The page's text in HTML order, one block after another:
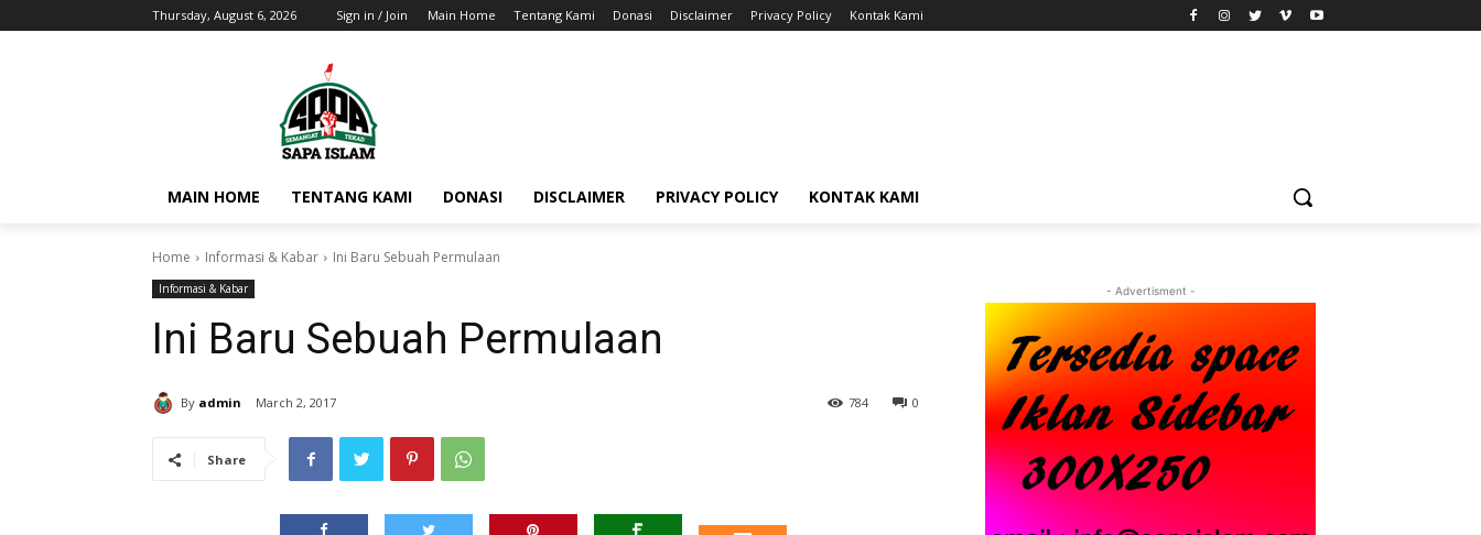
Thursday, August 6, 2026 Sign in / Join Main Home Tentang Kami Donasi Disclaimer Privacy Policy Kontak Kami
MAIN HOME TENTANG KAMI DONASI DISCLAIMER PRIVACY POLICY KONTAK KAMI
Home Informasi & Kabar Ini Baru Sebuah Permulaan
Informasi & Kabar
Ini Baru Sebuah Permulaan
By admin March 2, 2017 0
784
Share
- Advertisment -